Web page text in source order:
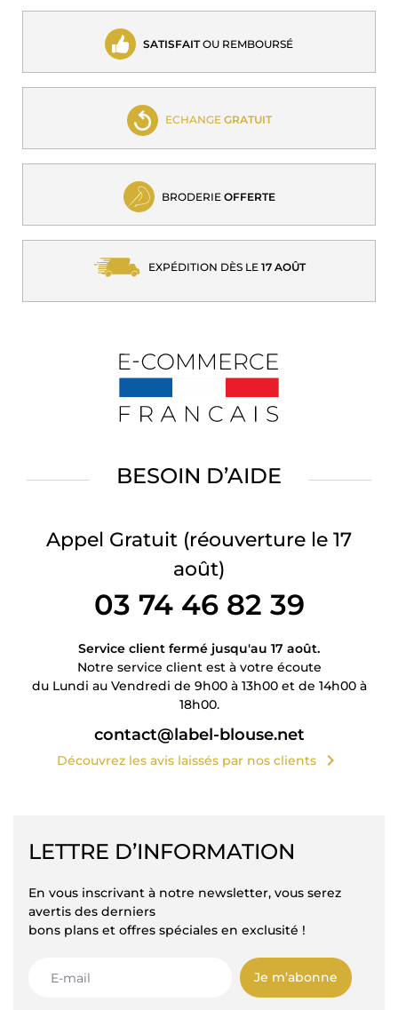
SATISFAITOU REMBOURSÉ
ECHANGE GRATUIT
BRODERIE OFFERTE
EXPÉDITION DÈS LE 17 AOÛT
BESOIN D’AIDE
Appel Gratuit (réouverture le 17
août)
03 74 46 82 39
Service client fermé jusqu'au 17 août.
Notre service client est à votre écoute
du Lundi au Vendredi de 9h00 à 13h00 et de 14h00 à
18h00.
contact@label-blouse.net
Découvrez les avis laissés par nos clients chevron_right
LETTRE D’INFORMATION
En vous inscrivant à notre newsletter, vous serez
avertis des derniers
bons plans et offres spéciales en exclusité !
Je m’abonne